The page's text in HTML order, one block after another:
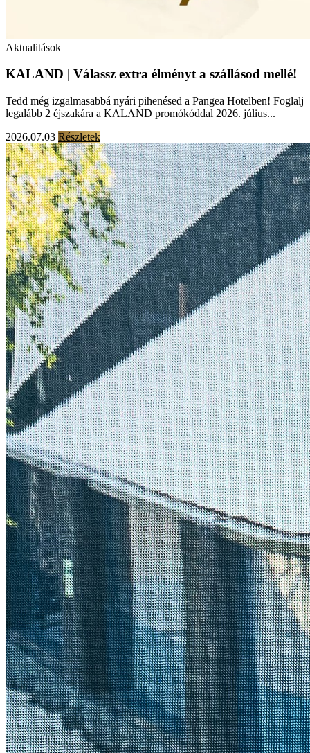
Aktualitások
KALAND | Válassz extra élményt a szállásod mellé!
Tedd még izgalmasabbá nyári pihenésed a Pangea Hotelben! Foglalj
legalább 2 éjszakára a KALAND promókóddal 2026. július...
2026.07.03 Részletek